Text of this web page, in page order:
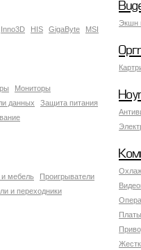
Экшн
Inno3D HIS GigaByte
MSI
Мониторы
данных
Защита питания
и мебель
Проигрыватели
и переходники